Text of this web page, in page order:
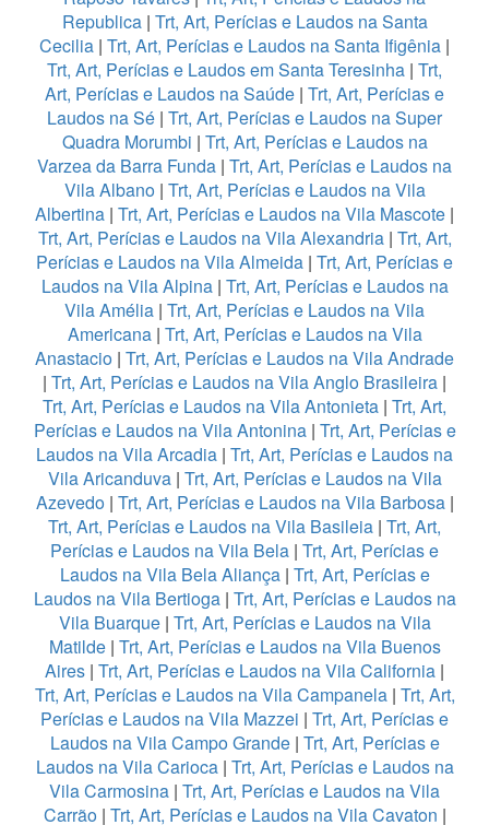
Republica| Trt, Art, Perícias e Laudos na Santa
Cecilia | Trt, Art, Perícias e Laudos na Santa Ifigênia |
Trt, Art, Perícias e Laudos em Santa Teresinha | Trt,
Art, Perícias e Laudos na Saúde | Trt, Art, Perícias e
Laudos na Sé | Trt, Art, Perícias e Laudos na Super
Quadra Morumbi | Trt, Art, Perícias e Laudos na
Varzea da Barra Funda | Trt, Art, Perícias e Laudos na
Vila Albano| Trt, Art, Perícias e Laudos na Vila
Albertina | Trt, Art, Perícias e Laudos na Vila Mascote |
Trt, Art, Perícias e Laudos na Vila Alexandria| Trt, Art,
Perícias e Laudos na Vila Almeida | Trt, Art, Perícias e
Laudos na Vila Alpina | Trt, Art, Perícias e Laudos na
Vila Amélia | Trt, Art, Perícias e Laudos na Vila
Americana| Trt, Art, Perícias e Laudos na Vila
Anastacio | Trt, Art, Perícias e Laudos na Vila Andrade
| Trt, Art, Perícias e Laudos na Vila Anglo Brasileira |
Trt, Art, Perícias e Laudos na Vila Antonieta | Trt, Art,
Perícias e Laudos na Vila Antonina| Trt, Art, Perícias e
Laudos na Vila Arcadia | Trt, Art, Perícias e Laudos na
Vila Aricanduva| Trt, Art, Perícias e Laudos na Vila
Azevedo| Trt, Art, Perícias e Laudos na Vila Barbosa|
Trt, Art, Perícias e Laudos na Vila Basileia | Trt, Art,
Perícias e Laudos na Vila Bela | Trt, Art, Perícias e
Laudos na Vila Bela Aliança| Trt, Art, Perícias e
Laudos na Vila Bertioga| Trt, Art, Perícias e Laudos na
Vila Buarque| Trt, Art, Perícias e Laudos na Vila
Matilde| Trt, Art, Perícias e Laudos na Vila Buenos
Aires | Trt, Art, Perícias e Laudos na Vila California |
Trt, Art, Perícias e Laudos na Vila Campanela| Trt, Art,
Perícias e Laudos na Vila Mazzei | Trt, Art, Perícias e
Laudos na Vila Campo Grande| Trt, Art, Perícias e
Laudos na Vila Carioca| Trt, Art, Perícias e Laudos na
Vila Carmosina | Trt, Art, Perícias e Laudos na Vila
Carrão| Trt, Art, Perícias e Laudos na Vila Cavaton |